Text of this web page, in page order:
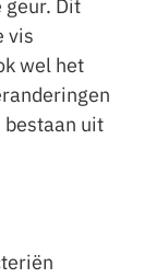
geur. Dit
vis
wel het
bestaan uit